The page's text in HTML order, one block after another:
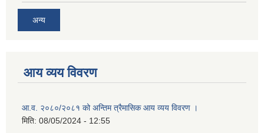
अन्य
आय व्यय विवरण
आ.व. २०८०/२०८१ को अन्तिम त्रैमासिक आय व्यय विवरण ।
मिति: 08/05/2024 - 12:55